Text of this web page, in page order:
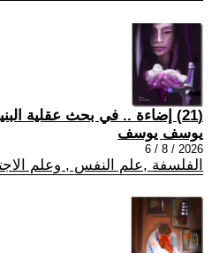
(21) إضاءة .. في بحث عقلية البنية الشخصية للفرد
يوسف يوسف
2026 / 8 / 6
الفلسفة ,علم النفس , وعلم